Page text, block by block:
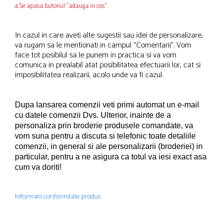
4.Se apasa butonul "adauga in cos".
In cazul in care aveti alte sugestii sau idei de personalizare,
va rugam sa le mentionati in campul “Comentarii”. Vom
face tot posibilul sa le punem in practica si va vom
comunica in prealabil atat posibilitatea efectuarii lor, cat si
imposibilitatea realizarii, acolo unde va fi cazul.
Dupa lansarea comenzii veti primi automat un e-mail
cu datele comenzii Dvs. Ulterior, inainte de a
personaliza prin broderie produsele comandate, va
vom suna pentru a discuta si telefonic toate detaliile
comenzii, in general si ale personalizarii (broderiei) in
particular, pentru a ne asigura ca totul va iesi exact asa
cum va doriti!
Informatii conformitate produs